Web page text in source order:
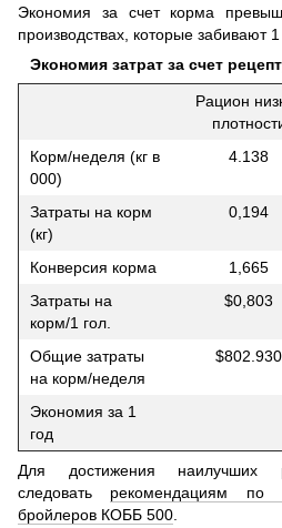
Экономия за счет корма
производствах, которые забивают
Экономия затрат за счет
Рацион
Корм/неделя (кг в
000)
4.138
Затраты на корм
(кг)
0,194
Конверсия корма 1,665
Затраты на
корм/1 гол.
$0,803
Общие затраты
на корм/неделя
$802.930
Экономия за 1
год
Для достижения наилучших
следовать рекомендациям по
бройлеров КОББ 500.